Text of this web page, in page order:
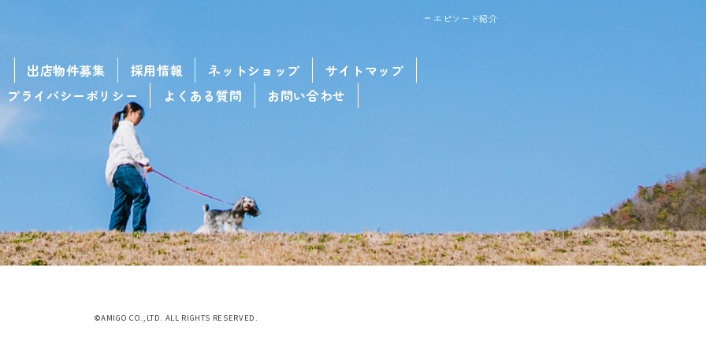
エピソード紹介
出店物件募集 採用情報 ネットショップ
サイトマップ
プライバシーポリシー
よくある質問 お問い合わせ
©AMIGO CO.,LTD. ALL RIGHTS RESERVED.